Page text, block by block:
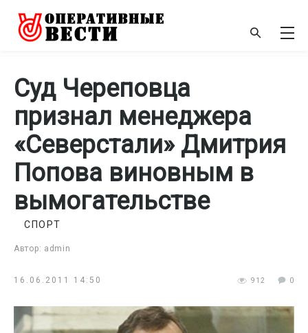
Суд Череповца
признал менеджера
«Северстали» Дмитрия
Попова виновным в
вымогательстве
Автор: admin
СПОРТ
16.06.2011 14:50 912 0